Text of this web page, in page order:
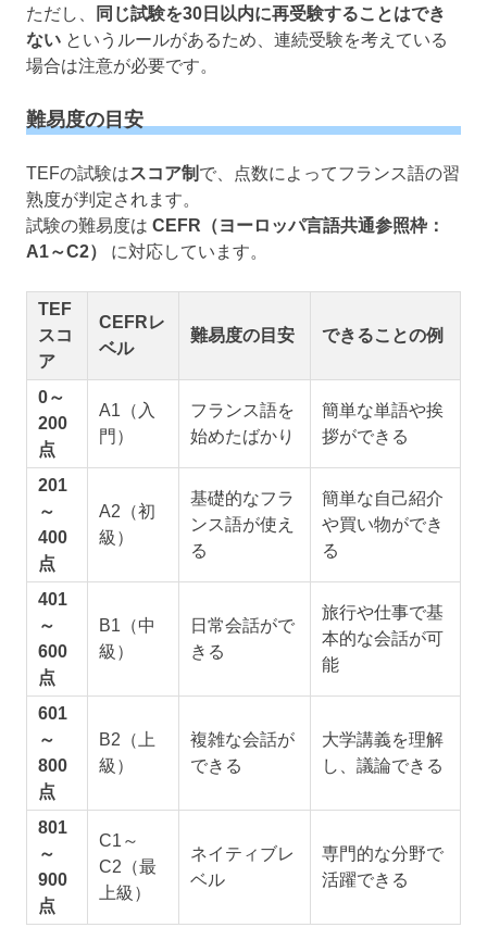
ただし、
同じ試験を30日以内に再受験することはでき
ない というルールがあるため、連続受験を考えている
場合は注意が必要です。
難易度の目安
TEFの試験はスコア制 で、点数によってフランス語の習
熟度が判定されます。
試験の難易度は CEFR（ヨーロッパ言語共通参照枠：
A1～C2）
に対応しています。
TEF
スコ
ア
CEFRレ
ベル
難易度の目安 できることの例
0～
200
点
A1（入
門）
フランス語を
始めたばかり
簡単な単語や挨
拶ができる
201
～
400
点
A2（初
級）
基礎的なフラ
ンス語が使え
る
簡単な自己紹介
や買い物ができ
る
401
～
600
点
B1（中
級）
日常会話がで
きる
旅行や仕事で基
本的な会話が可
能
601
～
800
点
B2（上
級）
複雑な会話が
できる
大学講義を理解
し、議論できる
801
～
900
点
C1～
C2（最
上級）
ネイティブレ
ベル
専門的な分野で
活躍できる